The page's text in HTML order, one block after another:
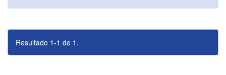
Resultado 1-1 de 1.